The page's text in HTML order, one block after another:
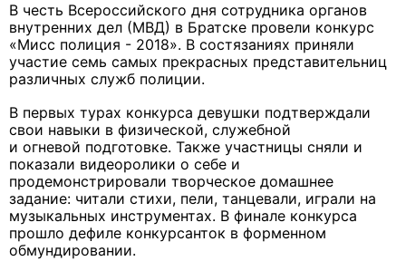
В честь Всероссийского дня сотрудника органов
внутренних дел (МВД) в Братске провели конкурс
«Мисс полиция - 2018». В состязаниях приняли
участие семь самых прекрасных представительниц
различных служб полиции.
В первых турах конкурса девушки подтверждали
свои навыки в физической, служебной
и огневой подготовке. Также участницы сняли и
показали видеоролики о себе и
продемонстрировали творческое домашнее
задание: читали стихи, пели, танцевали, играли на
музыкальных инструментах. В финале конкурса
прошло дефиле конкурсанток в форменном
обмундировании.